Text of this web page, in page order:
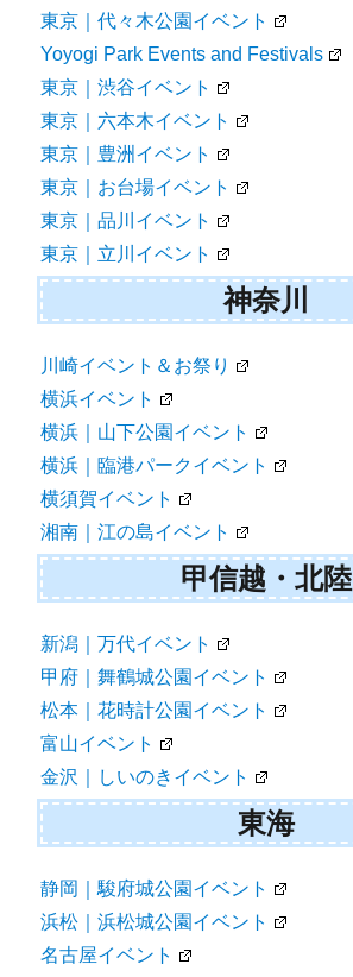
東京｜代々木公園イベント
Yoyogi Park Events and Festivals
東京｜渋谷イベント
東京｜六本木イベント
東京｜豊洲イベント
東京｜お台場イベント
東京｜品川イベント
東京｜立川イベント
神奈川
川崎イベント＆お祭り
横浜イベント
横浜｜山下公園イベント
横浜｜臨港パークイベント
横須賀イベント
湘南｜江の島イベント
甲信越・北陸
新潟｜万代イベント
甲府｜舞鶴城公園イベント
松本｜花時計公園イベント
富山イベント
金沢｜しいのきイベント
東海
静岡｜駿府城公園イベント
浜松｜浜松城公園イベント
名古屋イベント